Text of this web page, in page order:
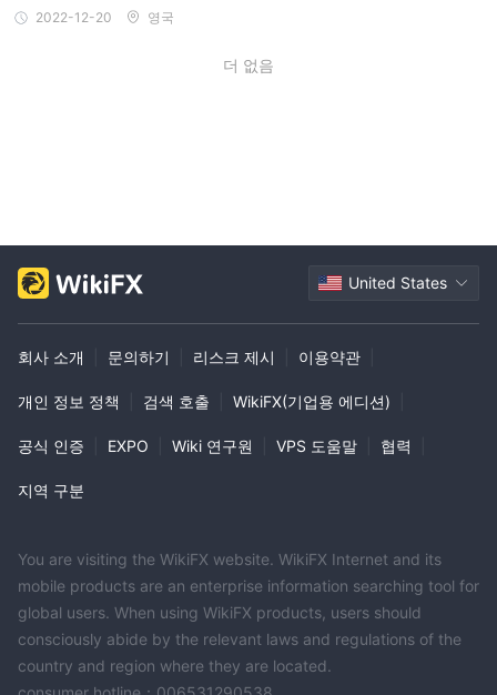
2022-12-20 영국
더 없음
United States
회사 소개 문의하기 리스크 제시 이용약관
개인 정보 정책 검색 호출 WikiFX(기업용 에디션)
공식 인증 EXPO Wiki 연구원 VPS 도움말 협력
지역 구분
You are visiting the WikiFX website. WikiFX Internet and its
mobile products are an enterprise information searching tool for
global users. When using WikiFX products, users should
consciously abide by the relevant laws and regulations of the
country and region where they are located.